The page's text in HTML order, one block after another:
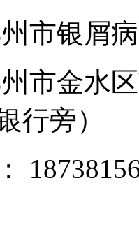
市银屑
市金水
行旁）